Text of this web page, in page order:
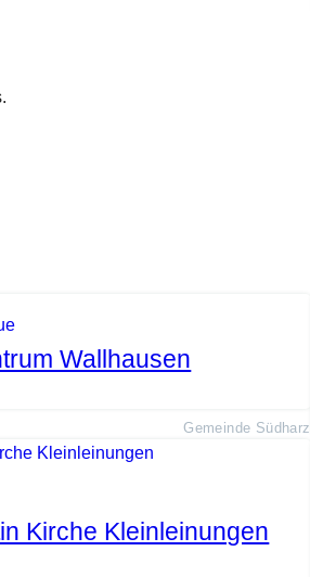
Wallhausen
Gemeinde Südharz
Kirche Kleinleinungen